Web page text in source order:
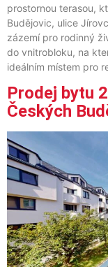
prostornou terasou,
Budějovic, ulice
zázemí pro rodinný
do vnitrobloku, na
ideálním místem pro
Prodej bytu
Českých